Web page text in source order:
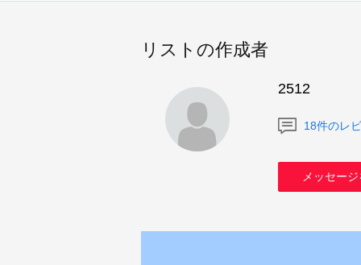
リストの作成者
2512
18件のレ
メッセージ